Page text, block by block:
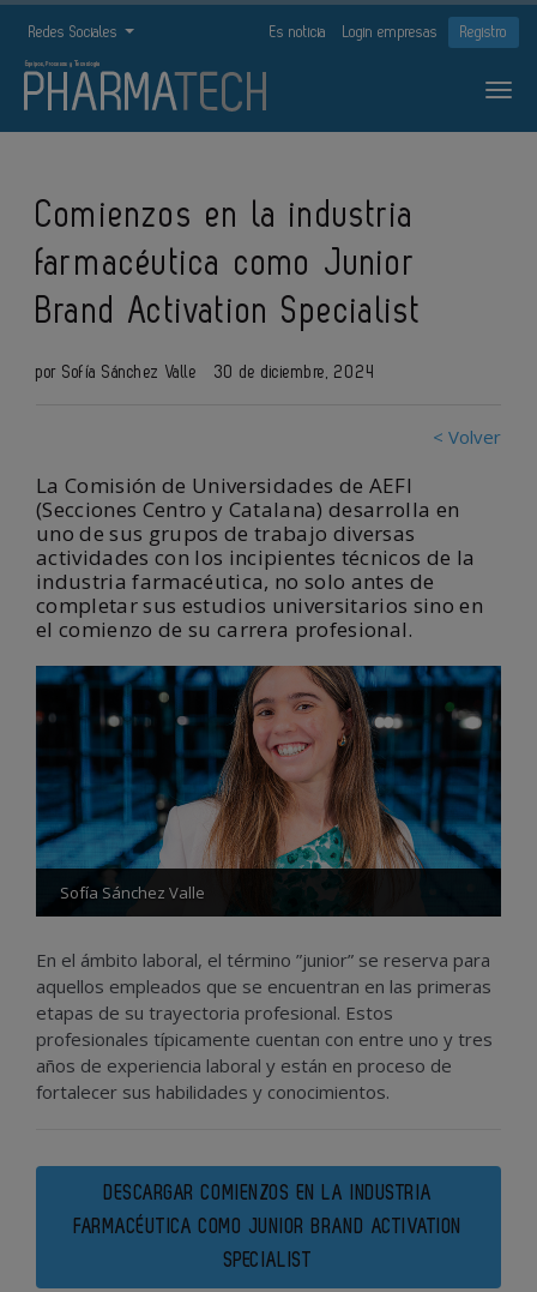
Redes Sociales Es noticia Login empresas Registro
Comienzos en la industria
farmacéutica como Junior
Brand Activation Specialist
por Sofía Sánchez Valle 30 de diciembre, 2024
< Volver
La Comisión de Universidades de AEFI
(Secciones Centro y Catalana) desarrolla en
uno de sus grupos de trabajo diversas
actividades con los incipientes técnicos de la
industria farmacéutica, no solo antes de
completar sus estudios universitarios sino en
el comienzo de su carrera profesional.
Sofía Sánchez Valle
En el ámbito laboral, el término ”junior” se reserva para
aquellos empleados que se encuentran en las primeras
etapas de su trayectoria profesional. Estos
profesionales típicamente cuentan con entre uno y tres
años de experiencia laboral y están en proceso de
fortalecer sus habilidades y conocimientos.
DESCARGAR COMIENZOS EN LA INDUSTRIA
FARMACÉUTICA COMO JUNIOR BRAND ACTIVATION
SPECIALIST